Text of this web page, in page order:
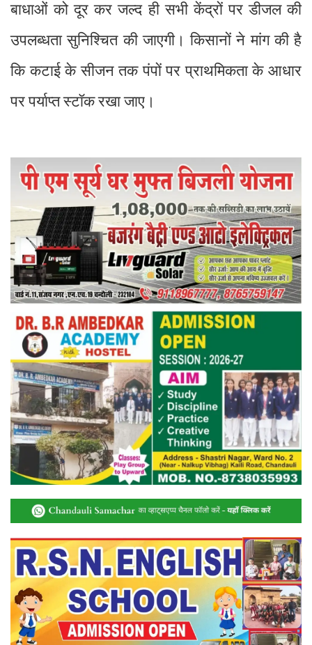
बाधाओं को दूर कर जल्द ही सभी केंद्रों पर डीजल की
उपलब्धता सुनिश्चित की जाएगी। किसानों ने मांग की है
कि कटाई के सीजन तक पंपों पर प्राथमिकता के आधार
पर पर्याप्त स्टॉक रखा जाए।